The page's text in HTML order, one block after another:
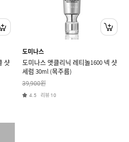
샷
도미나스
도미나스 앳클리닉 레티놀1600 넥 샷
세럼 30ml (목주름)
39,900원
4.5 리뷰 10